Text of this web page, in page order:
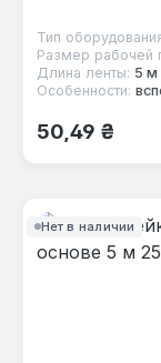
Тип
Размер рабочей
Длина ленты: 5 м
Особенности:
Обычная
50,49 ₴
Нет в наличии